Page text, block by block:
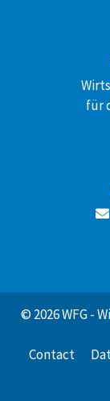
für
© 2026 WFG -
Contact